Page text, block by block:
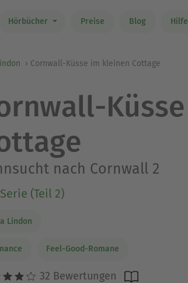
Hörbücher Preise Blog Hilfe
Cornwall-Küsse im kleinen Cottage
nach Cornwall 2
Serie (Teil 2)
Lindon
Feel-Good-Romane
32 Bewertungen